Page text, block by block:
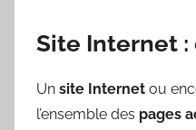
Site Internet
Un site Internet ou
l’ensemble des pages